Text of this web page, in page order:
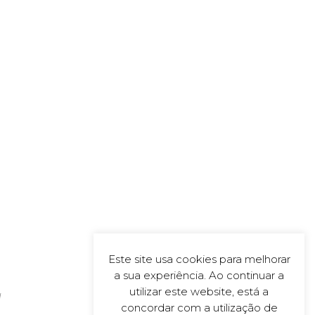
Este site usa cookies para melhorar
a sua experiência. Ao continuar a
utilizar este website, está a
concordar com a utilização de